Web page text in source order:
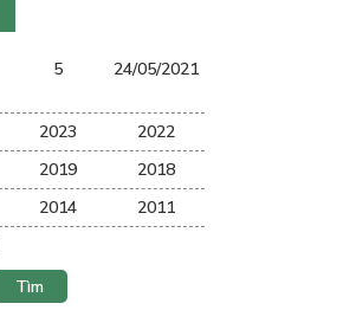
5 24/05/2021
2023
2022
2019
2018
2014
2011